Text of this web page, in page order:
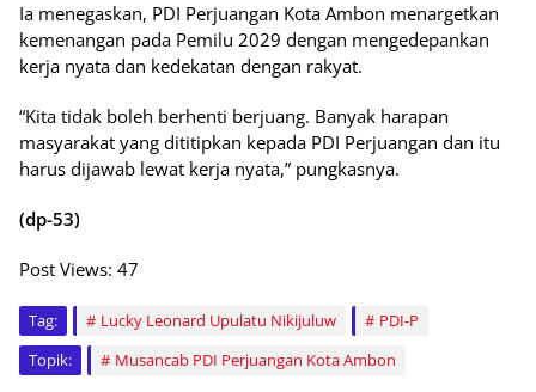
Ia menegaskan, PDI Perjuangan Kota Ambon menargetkan
kemenangan pada Pemilu 2029 dengan mengedepankan
kerja nyata dan kedekatan dengan rakyat.
“Kita tidak boleh berhenti berjuang. Banyak harapan
masyarakat yang dititipkan kepada PDI Perjuangan dan itu
harus dijawab lewat kerja nyata,” pungkasnya.
(dp-53)
Post Views: 47
Tag: Lucky Leonard Upulatu Nikijuluw
PDI-P
Topik:
Musancab PDI Perjuangan Kota Ambon